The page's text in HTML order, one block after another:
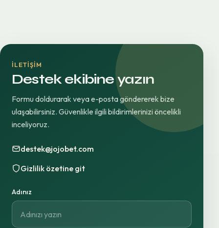
İLETIŞIM
Destek ekibine yazın
Formu doldurarak veya e-posta göndererek bize
ulaşabilirsiniz. Güvenlikle ilgili bildirimlerinizi öncelikli
inceliyoruz.
destek@jojobet.com
Gizlilik özetine git
Adınız